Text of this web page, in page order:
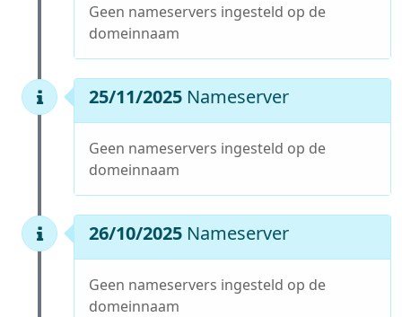
Geen nameservers ingesteld op de
domeinnaam
25/11/2025 Nameserver
Geen nameservers ingesteld op de
domeinnaam
26/10/2025 Nameserver
Geen nameservers ingesteld op de
domeinnaam